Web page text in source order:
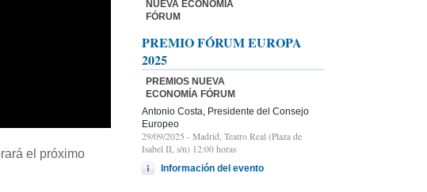
el próximo
NUEVA ECONOMÍA
FÓRUM
PREMIO FÓRUM EUROPA
2025
PREMIOS NUEVA
ECONOMÍA FÓRUM
Antonio Costa, Presidente del Consejo
Europeo
29/09/2025 - Madrid, Teatro Real (Plaza de
Isabel II, s/n) 12:00 horas
Información del evento